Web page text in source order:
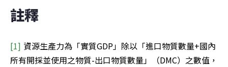
註釋
[1] 資源生產力為「實質GDP」除以「進口物質數量+國內
所有開採並使用之物質-出口物質數量」（DMC）之數值，